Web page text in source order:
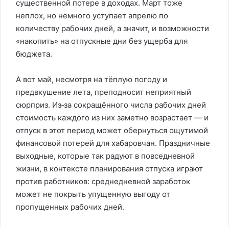
существенной потере в доходах. Март тоже
неплох, но немного уступает апрелю по
количеству рабочих дней, а значит, и возможности
«накопить» на отпускные дни без ущерба для
бюджета.
А вот май, несмотря на тёплую погоду и
предвкушение лета, преподносит неприятный
сюрприз. Из‑за сокращённого числа рабочих дней
стоимость каждого из них заметно возрастает — и
отпуск в этот период может обернуться ощутимой
финансовой потерей для хабаровчан. Праздничные
выходные, которые так радуют в повседневной
жизни, в контексте планирования отпуска играют
против работников: среднедневной заработок
может не покрыть упущенную выгоду от
пропущенных рабочих дней.